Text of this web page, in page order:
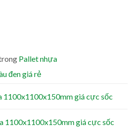
Pallet nhựa
đen giá rẻ
1100x1100x150mm giá cực sốc
1100x1100x150mm giá cực sốc